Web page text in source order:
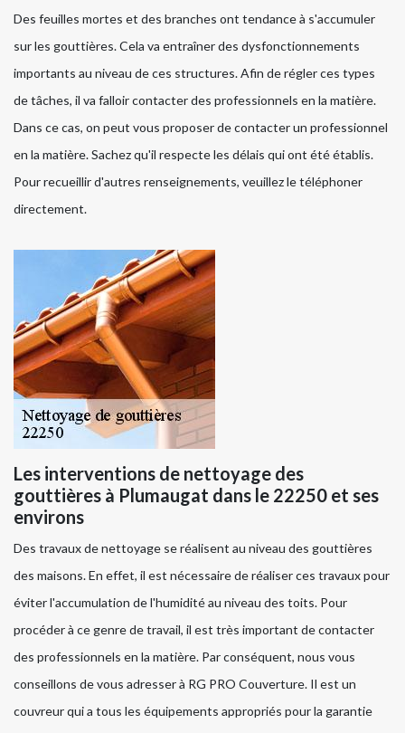
Des feuilles mortes et des branches ont tendance à s'accumuler
sur les gouttières. Cela va entraîner des dysfonctionnements
importants au niveau de ces structures. Afin de régler ces types
de tâches, il va falloir contacter des professionnels en la matière.
Dans ce cas, on peut vous proposer de contacter un professionnel
en la matière. Sachez qu'il respecte les délais qui ont été établis.
Pour recueillir d'autres renseignements, veuillez le téléphoner
directement.
Les interventions de nettoyage des
gouttières à Plumaugat dans le 22250 et ses
environs
Des travaux de nettoyage se réalisent au niveau des gouttières
des maisons. En effet, il est nécessaire de réaliser ces travaux pour
éviter l'accumulation de l'humidité au niveau des toits. Pour
procéder à ce genre de travail, il est très important de contacter
des professionnels en la matière. Par conséquent, nous vous
conseillons de vous adresser à RG PRO Couverture. Il est un
couvreur qui a tous les équipements appropriés pour la garantie